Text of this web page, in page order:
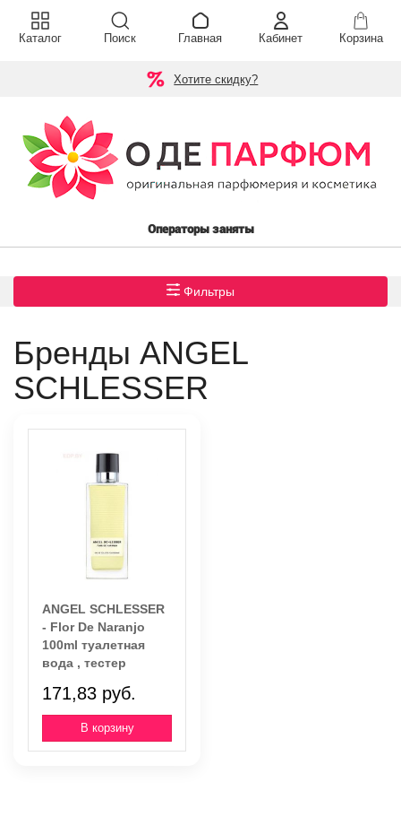
Хотите скидку?
Операторы заняты
Фильтры
Бренды ANGEL
SCHLESSER
ANGEL SCHLESSER
- Flor De Naranjo
100ml туалетная
вода , тестер
171,83 руб.
Каталог Поиск Главная Кабинет Корзина